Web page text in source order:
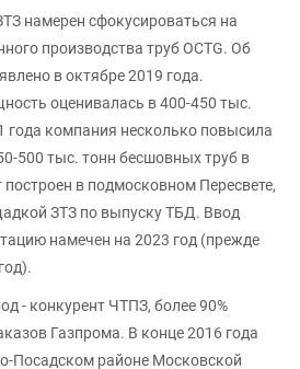
намерен сфокусироваться на
производства труб OCTG. Об
в октябре 2019 года.
оценивалась в 400-450 тыс.
года компания несколько повысила
500 тыс. тонн бесшовных труб в
в подмосковном Пересвете,
ЗТЗ по выпуску ТБД. Ввод
намечен на 2023 год (прежде
- конкурент ЧТПЗ, более 90%
Газпрома. В конце 2016 года
Посадском районе Московской